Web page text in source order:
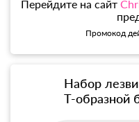
Перейдите на сайт
Промокод
Набор
Т-образной